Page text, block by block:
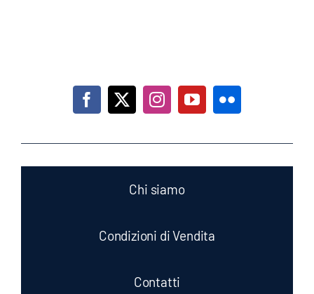
Chi siamo
Condizioni di Vendita
Contatti